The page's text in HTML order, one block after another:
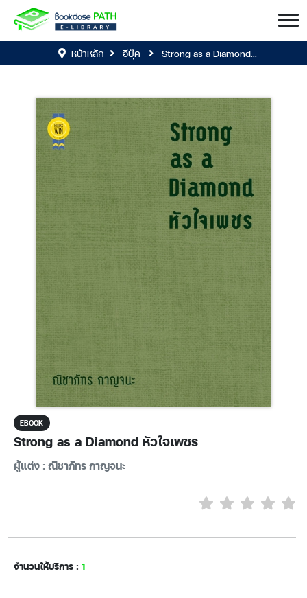
หน้าหลัก อีบุ๊ค Strong as a Diamond...
EBOOK
Strong as a Diamond หัวใจเพชร
ผู้แต่ง : ณิชาภัทร กาญจนะ
จำนวนให้บริการ : 1